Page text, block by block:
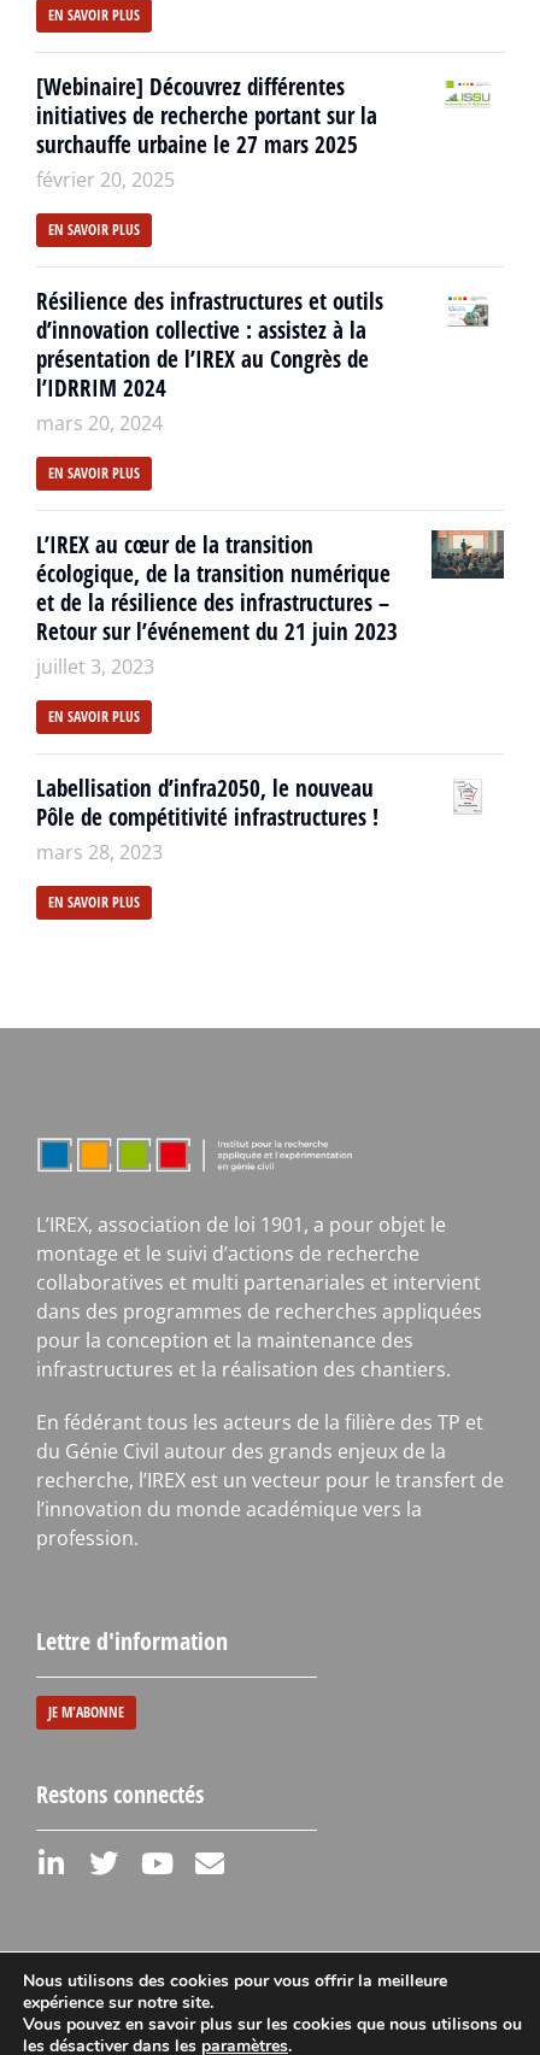
EN SAVOIR PLUS
[Webinaire] Découvrez différentes
initiatives de recherche portant sur la
surchauffe urbaine le 27 mars 2025
février 20, 2025
EN SAVOIR PLUS
Résilience des infrastructures et outils
d’innovation collective : assistez à la
présentation de l’IREX au Congrès de
l’IDRRIM 2024
mars 20, 2024
EN SAVOIR PLUS
L’IREX au cœur de la transition
écologique, de la transition numérique
et de la résilience des infrastructures –
Retour sur l’événement du 21 juin 2023
juillet 3, 2023
EN SAVOIR PLUS
Labellisation d’infra2050, le nouveau
Pôle de compétitivité infrastructures !
mars 28, 2023
EN SAVOIR PLUS
L’IREX, association de loi 1901, a pour objet le
montage et le suivi d’actions de recherche
collaboratives et multi partenariales et intervient
dans des programmes de recherches appliquées
pour la conception et la maintenance des
infrastructures et la réalisation des chantiers.
En fédérant tous les acteurs de la filière des TP et
du Génie Civil autour des grands enjeux de la
recherche, l’IREX est un vecteur pour le transfert de
l’innovation du monde académique vers la
profession.
Lettre d'information
JE M'ABONNE
Restons connectés
Mentions légales
Nous utilisons des cookies pour vous offrir la meilleure
expérience sur notre site.
Vous pouvez en savoir plus sur les cookies que nous utilisons ou
les désactiver dans les paramètres.